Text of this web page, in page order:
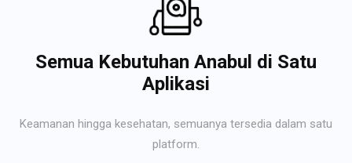
Semua Kebutuhan Anabul di Satu
Aplikasi
Keamanan hingga kesehatan, semuanya tersedia dalam satu
platform.